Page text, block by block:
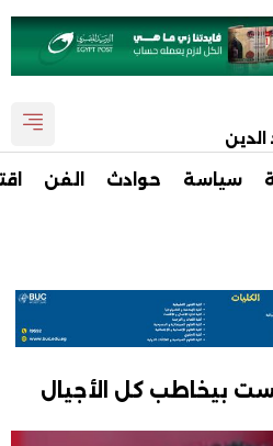
سياسة حوادث الفن
بيخاطب كل الأجيال